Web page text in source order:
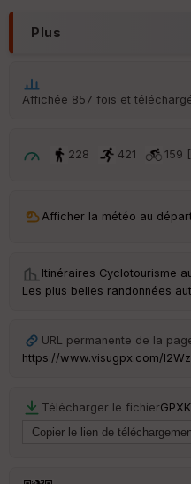
Plus
Affichée 857 fois et
228 421 159 [
Afficher la météo au
Itinéraires Cyclotourisme
Les plus belles randonnées
URL permanente de la
https://www.visugpx.com/
Télécharger le fichierGPX